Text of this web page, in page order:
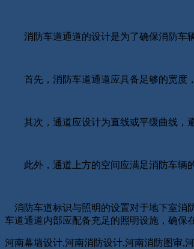
消防车道通道的设计是为了确保消防车辆
首先，消防车道通道应具备足够的宽度，
其次，通道应设计为直线或平缓曲线，避
此外，通道上方的空间应满足消防车辆的
消防车道标识与照明的设置对于地下室消
车道通道内部应配备充足的照明设施，确保
河南幕墙设计,河南消防设计,河南消防图审,